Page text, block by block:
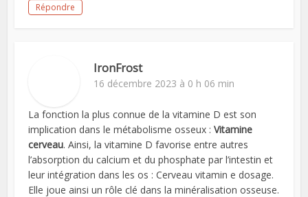
Répondre
IronFrost
16 décembre 2023 à 0 h 06 min
La fonction la plus connue de la vitamine D est son
implication dans le métabolisme osseux :Vitamine
cerveau. Ainsi, la vitamine D favorise entre autres
l’absorption du calcium et du phosphate par l’intestin et
leur intégration dans les os : Cerveau vitamin e dosage.
Elle joue ainsi un rôle clé dans la minéralisation osseuse.